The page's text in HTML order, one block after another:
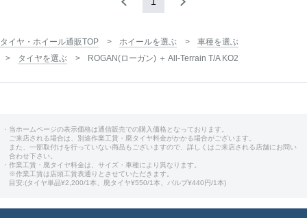
タイヤ・ホイール通販TOP ホイールを選ぶ
車種を選ぶ
タイヤを選ぶ
ROGAN(ローガン) ＋ All-Terrain T/A KO2
・当ホームページの表示価格は通信販売での購入価格となっております。
ご来店される場合は、別途作業工賃・廃タイヤ料金がかかる場合がございます。
また、一部取付けを行っていない商品もございますので、詳しくはご来店される店舗にお問い
合わせ下さい。
・作業工賃・廃タイヤ料金は、サイズ・車種により異なります。
※作業工賃は店頭工賃表通りとさせていただきます。
目安:(タイヤ単品¥2,200/1本、廃タイヤ¥550/1本、バルブ¥440円/1本)